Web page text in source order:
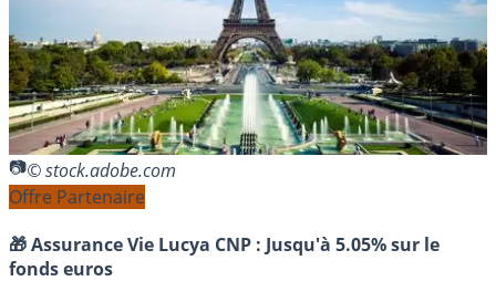
© stock.adobe.com
Offre Partenaire
🎁 Assurance Vie Lucya CNP : Jusqu'à 5.05% sur le
fonds euros